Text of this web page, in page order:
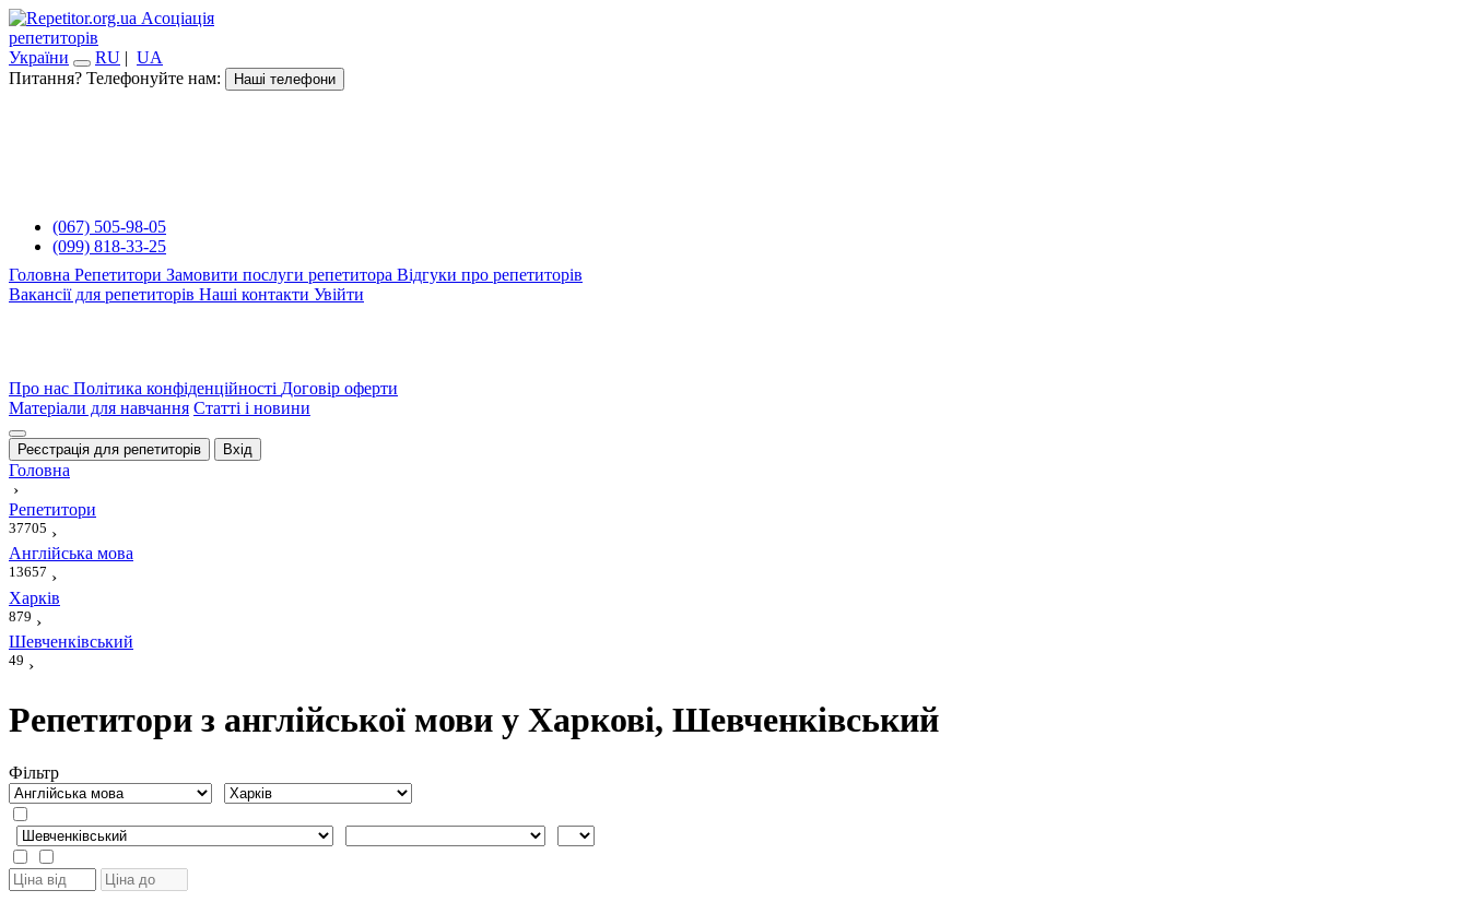
Асоціація
репетиторів
України
RU | UA
Питання? Телефонуйте нам:
Наші телефони
(067) 505-98-05
(099) 818-33-25
Головна Репетитори Замовити послуги репетитора Відгуки про репетиторів
Вакансії для репетиторів Наші контакти Увійти
Про нас Політика конфіденційності Договір оферти
Матеріали для навчання Статті і новини
Реєстрація для репетиторів Вхід
Головна
›
Репетитори
37705 ›
Англійська мова
13657 ›
Харків
879 ›
Шевченківський
49 ›
Репетитори з англійської мови у Харкові, Шевченківський
Фiльтр